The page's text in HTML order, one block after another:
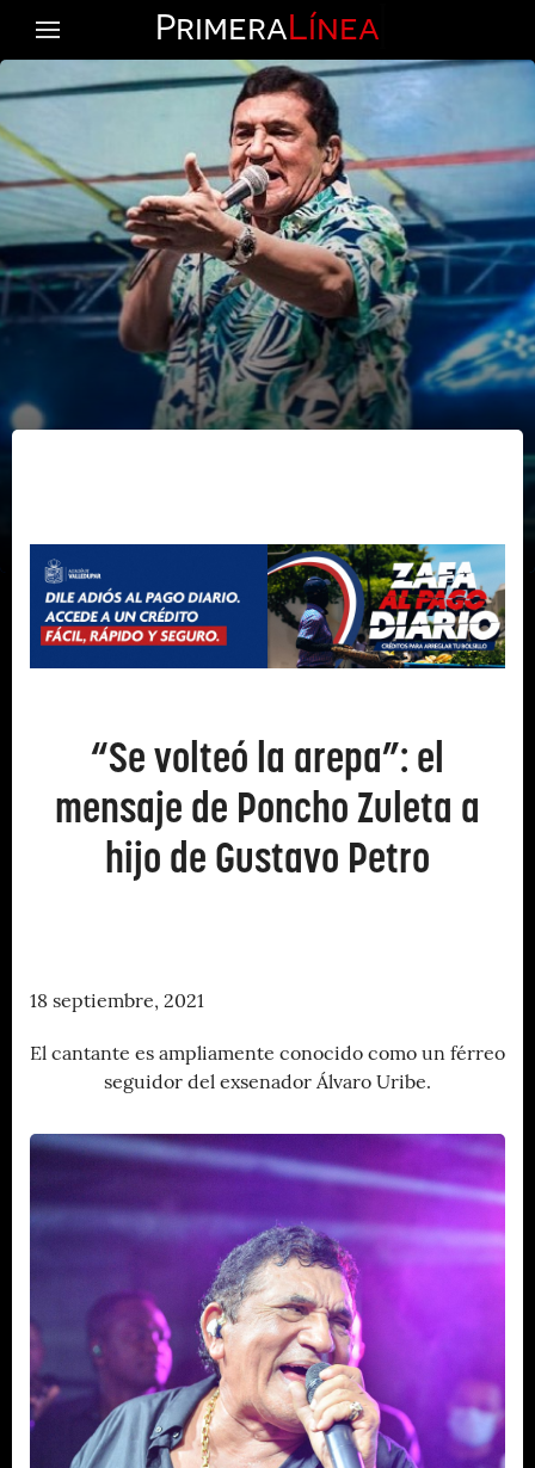
PrimeraLínea
“Se volteó la arepa”: el
mensaje de Poncho Zuleta a
hijo de Gustavo Petro
18 septiembre, 2021
El cantante es ampliamente conocido como un férreo
seguidor del exsenador Álvaro Uribe.